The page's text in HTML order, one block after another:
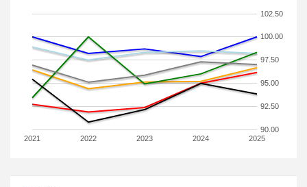
2021 2022 2023 2024 2025
90.00
92.50
95.00
97.50
100.00
102.50